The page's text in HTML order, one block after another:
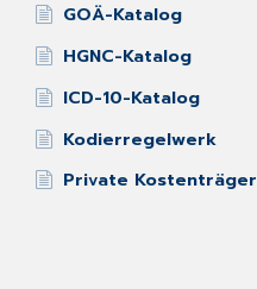
GOÄ-Katalog
HGNC-Katalog
ICD-10-Katalog
Kodierregelwerk
Private Kostenträger